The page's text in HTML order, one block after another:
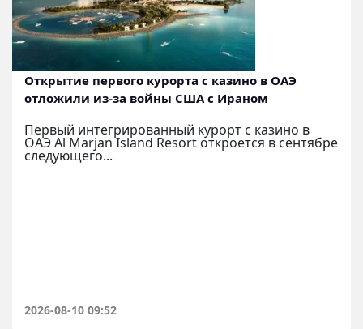
Открытие первого курорта с казино в ОАЭ
отложили из-за войны США с Ираном
Первый интегрированный курорт с казино в
ОАЭ Al Marjan Island Resort откроется в сентябре
следующего...
2026-08-10 09:52